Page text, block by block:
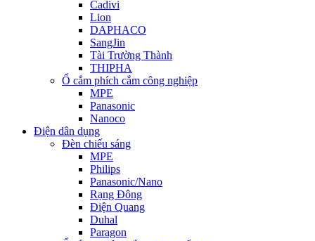
Cadivi
Lion
DAPHACO
SangJin
Tài Trường Thành
THIPHA
Ổ cắm phích cắm công nghiệp
MPE
Panasonic
Nanoco
Điện dân dụng
Đèn chiếu sáng
MPE
Philips
Panasonic/Nano
Rạng Đông
Điện Quang
Duhal
Paragon